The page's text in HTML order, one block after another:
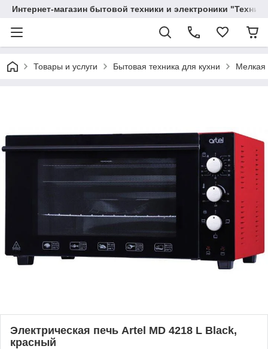
Интернет-магазин бытовой техники и электроники
Товары и услуги Бытовая техника для кухни Мелкая
Электрическая печь Artel MD 4218 L Black,
красный